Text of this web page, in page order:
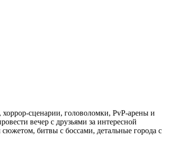
сценарии, головоломки, PvP-арены и
вечер с друзьями за интересной
битвы с боссами, детальные города с